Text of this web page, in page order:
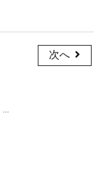
...
次へ